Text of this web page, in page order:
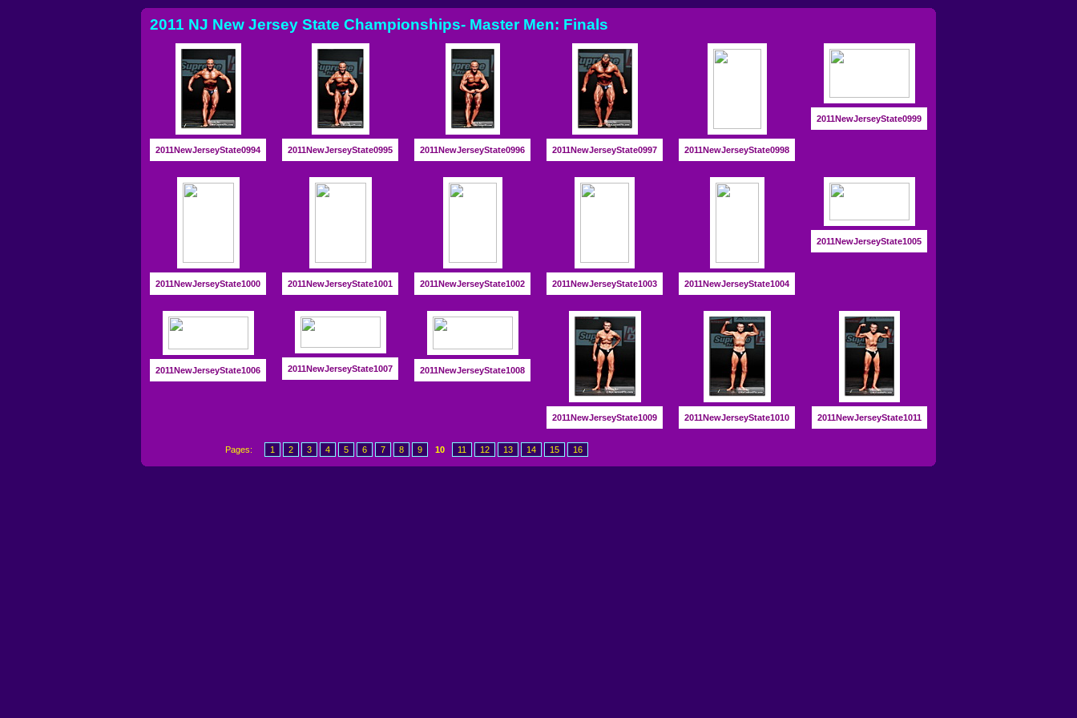
2011 NJ New Jersey State Championships- Master Men: Finals
2011NewJerseyState0994 2011NewJerseyState0995 2011NewJerseyState0996 2011NewJerseyState0997 2011NewJerseyState0998
2011NewJerseyState0999
2011NewJerseyState1000 2011NewJerseyState1001 2011NewJerseyState1002 2011NewJerseyState1003 2011NewJerseyState1004
2011NewJerseyState1005
2011NewJerseyState1006 2011NewJerseyState1007 2011NewJerseyState1008
2011NewJerseyState1009 2011NewJerseyState1010 2011NewJerseyState1011
Pages: 1 2 3 4 5 6 7 8 9 10 11 12 13 14 15 16